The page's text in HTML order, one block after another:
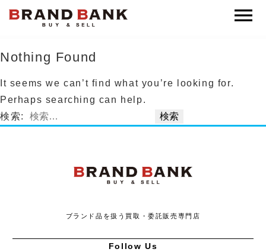
ブランドバンク公式
Nothing Found
It seems we can’t find what you’re looking for.
Perhaps searching can help.
検索:
ブランド品を扱う買取・委託販売専門店
Follow Us